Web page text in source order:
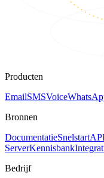
Producten
EmailSMSVoice
Bronnen
DocumentatieSnelstart
ServerKennisbank
Bedrijf